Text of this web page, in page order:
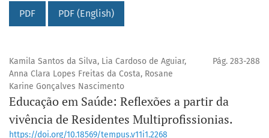
PDF PDF (English)
Kamila Santos da Silva, Lia Cardoso de Aguiar,
Anna Clara Lopes Freitas da Costa, Rosane
Karine Gonçalves Nascimento
Pág. 283-288
Educação em Saúde: Reflexões a partir da
vivência de Residentes Multiprofissionias.
https://doi.org/10.18569/tempus.v11i1.2268